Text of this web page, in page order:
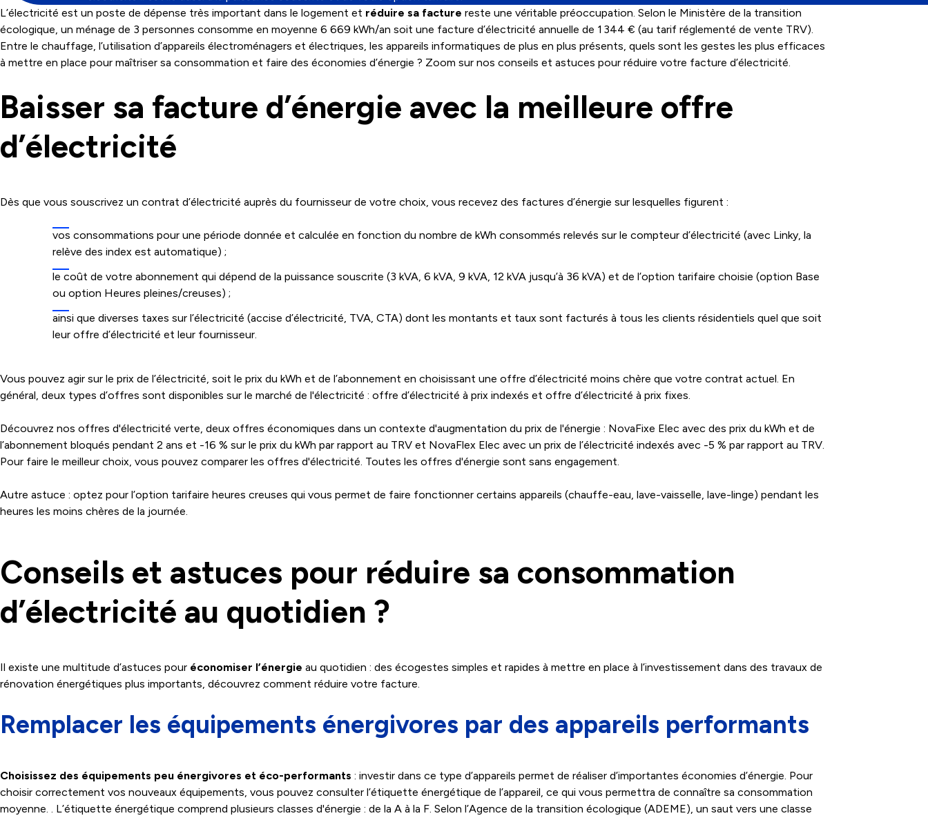
L’électricité est un poste de dépense très important dans le logement et réduire sa facture reste une véritable préoccupation. Selon le Ministère de la transition
écologique, un ménage de 3 personnes consomme en moyenne 6 669 kWh/an soit une facture d’électricité annuelle de 1 344 € (au tarif réglementé de vente TRV).
Entre le chauffage, l’utilisation d’appareils électroménagers et électriques, les appareils informatiques de plus en plus présents, quels sont les gestes les plus efficaces
à mettre en place pour maîtriser sa consommation et faire des économies d’énergie ? Zoom sur nos conseils et astuces pour réduire votre facture d’électricité.
Baisser sa facture d’énergie avec la meilleure offre
d’électricité
Dès que vous souscrivez un contrat d’électricité auprès du fournisseur de votre choix, vous recevez des factures d’énergie sur lesquelles figurent :
vos consommations pour une période donnée et calculée en fonction du nombre de kWh consommés relevés sur le compteur d’électricité (avec Linky, la
relève des index est automatique) ;
le coût de votre abonnement qui dépend de la puissance souscrite (3 kVA, 6 kVA, 9 kVA, 12 kVA jusqu’à 36 kVA) et de l’option tarifaire choisie (option Base
ou option Heures pleines/creuses) ;
ainsi que diverses taxes sur l’électricité (accise d’électricité, TVA, CTA) dont les montants et taux sont facturés à tous les clients résidentiels quel que soit
leur offre d’électricité et leur fournisseur.
Vous pouvez agir sur le prix de l’électricité, soit le prix du kWh et de l’abonnement en choisissant une offre d’électricité moins chère que votre contrat actuel. En
général, deux types d’offres sont disponibles sur le marché de l'électricité : offre d’électricité à prix indexés et offre d’électricité à prix fixes.
Découvrez nos offres d'électricité verte, deux offres économiques dans un contexte d'augmentation du prix de l'énergie : NovaFixe Elec avec des prix du kWh et de
l’abonnement bloqués pendant 2 ans et -16 % sur le prix du kWh par rapport au TRV et NovaFlex Elec avec un prix de l’électricité indexés avec -5 % par rapport au TRV.
Pour faire le meilleur choix, vous pouvez comparer les offres d'électricité. Toutes les offres d'énergie sont sans engagement.
Autre astuce : optez pour l’option tarifaire heures creuses qui vous permet de faire fonctionner certains appareils (chauffe-eau, lave-vaisselle, lave-linge) pendant les
heures les moins chères de la journée.
Conseils et astuces pour réduire sa consommation
d’électricité au quotidien ?
Il existe une multitude d’astuces pour économiser l’énergie au quotidien : des écogestes simples et rapides à mettre en place à l’investissement dans des travaux de
rénovation énergétiques plus importants, découvrez comment réduire votre facture.
Remplacer les équipements énergivores par des appareils performants
Choisissez des équipements peu énergivores et éco-performants : investir dans ce type d’appareils permet de réaliser d’importantes économies d’énergie. Pour
choisir correctement vos nouveaux équipements, vous pouvez consulter l’étiquette énergétique de l’appareil, ce qui vous permettra de connaître sa consommation
moyenne. . L’étiquette énergétique comprend plusieurs classes d'énergie : de la A à la F. Selon l’Agence de la transition écologique (ADEME), un saut vers une classe